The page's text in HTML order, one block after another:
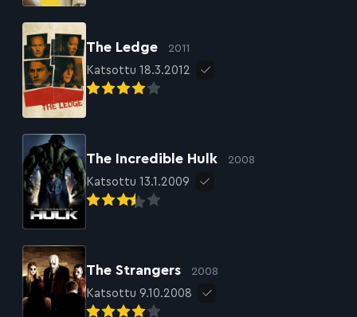
The Ledge 2011
Katsottu 18.3.2012
The Incredible Hulk 2008
Katsottu 13.1.2009
The Strangers 2008
Katsottu 9.10.2008